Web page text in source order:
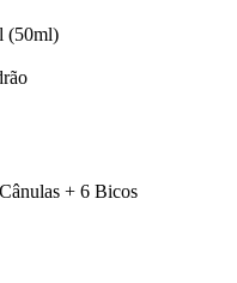
(50ml)
+ 6 Bicos